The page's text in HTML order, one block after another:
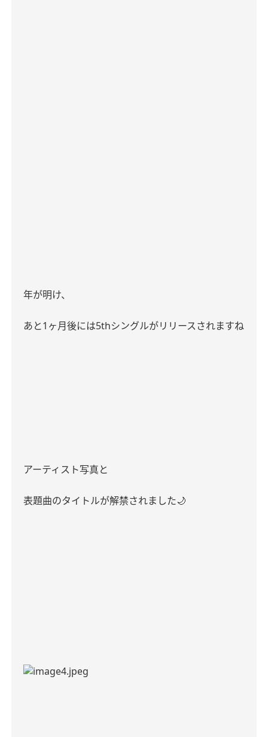
年が明け、
あと1 ヶ月後には5thシングルがリリースされますね
アーティスト写真と
表題曲のタイトルが解禁されました🌙